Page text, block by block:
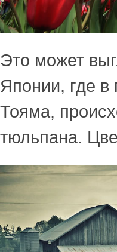
Это может
Японии, где в
Тояма,
тюльпана.